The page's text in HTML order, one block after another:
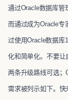
通过Oracle数据库管
而通过成为Oracle专
过使用Oracle数据库
化和简单化。不要
两条升级路线可选；
需求被列示如下。快